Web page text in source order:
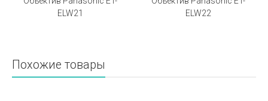
ELW21
ELW22
Похожие товары